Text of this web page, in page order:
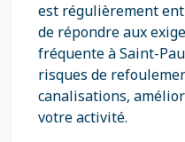
est régulièrement
de répondre aux
fréquente à Saint-
risques de
canalisations,
votre activité.